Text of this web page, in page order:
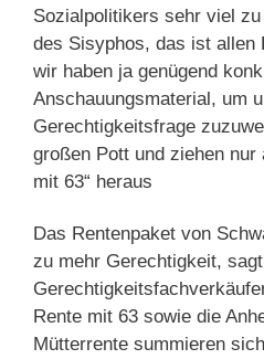
Sozialpolitikers sehr viel
des Sisyphos, das ist allen
wir haben ja genügend
Anschauungsmaterial, um
Gerechtigkeitsfrage
großen Pott und ziehen nur
mit 63“ heraus
Das Rentenpaket von
zu mehr Gerechtigkeit,
Rente mit 63 sowie die
Mütterrente summieren